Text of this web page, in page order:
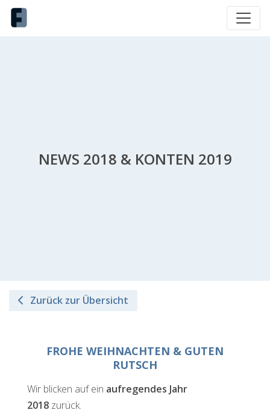
NEWS 2018 & KONTEN 2019
Zurück zur Übersicht
FROHE WEIHNACHTEN & GUTEN
RUTSCH
Wir blicken auf ein aufregendes Jahr
2018 zurück.